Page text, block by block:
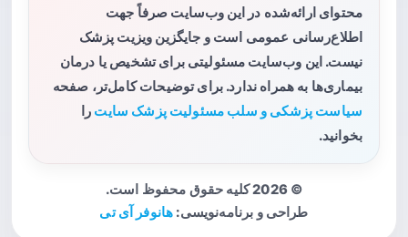
محتوای ارائه‌شده در این وب‌سایت صرفاً جهت
اطلاع‌رسانی عمومی است و جایگزین ویزیت پزشک
نیست. این وب‌سایت مسئولیتی برای تشخیص یا درمان
بیماری‌ها به همراه ندارد. برای توضیحات کامل‌تر، صفحه
سیاست پزشکی و سلب مسئولیت پزشک سایت را
بخوانید.
© 2026 کلیه حقوق محفوظ است.
طراحی و برنامه‌نویسی: هانوفر آی تی